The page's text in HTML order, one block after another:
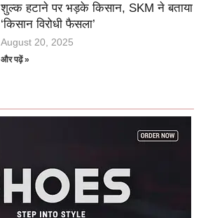
शुल्क हटाने पर भड़के किसान, SKM ने बताया
‘किसान विरोधी फैसला’
August 20, 2025
और पढ़ें »